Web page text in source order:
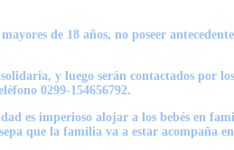
de 18 años, no poseer
y luego serán contactados por
0299-154656792.
es imperioso alojar a los bebés en
que la familia va a estar acompaña